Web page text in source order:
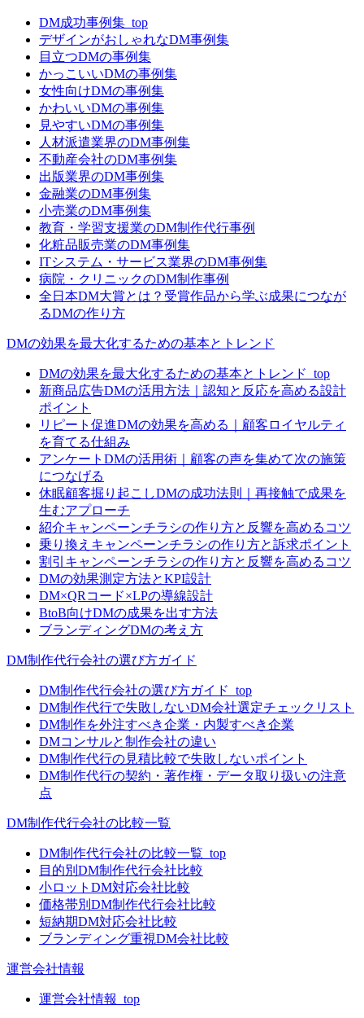
DM成功事例集_top
デザインがおしゃれなDM事例集
目立つDMの事例集
かっこいいDMの事例集
女性向けDMの事例集
かわいいDMの事例集
見やすいDMの事例集
人材派遣業界のDM事例集
不動産会社のDM事例集
出版業界のDM事例集
金融業のDM事例集
小売業のDM事例集
教育・学習支援業のDM制作代行事例
化粧品販売業のDM事例集
ITシステム・サービス業界のDM事例集
病院・クリニックのDM制作事例
全日本DM大賞とは？受賞作品から学ぶ成果につなが
るDMの作り方
DMの効果を最大化するための基本とトレンド
DMの効果を最大化するための基本とトレンド_top
新商品広告DMの活用方法｜認知と反応を高める設計
ポイント
リピート促進DMの効果を高める｜顧客ロイヤルティ
を育てる仕組み
アンケートDMの活用術｜顧客の声を集めて次の施策
につなげる
休眠顧客掘り起こしDMの成功法則｜再接触で成果を
生むアプローチ
紹介キャンペーンチラシの作り方と反響を高めるコツ
乗り換えキャンペーンチラシの作り方と訴求ポイント
割引キャンペーンチラシの作り方と反響を高めるコツ
DMの効果測定方法とKPI設計
DM×QRコード×LPの導線設計
BtoB向けDMの成果を出す方法
ブランディングDMの考え方
DM制作代行会社の選び方ガイド
DM制作代行会社の選び方ガイド_top
DM制作代行で失敗しないDM会社選定チェックリスト
DM制作を外注すべき企業・内製すべき企業
DMコンサルと制作会社の違い
DM制作代行の見積比較で失敗しないポイント
DM制作代行の契約・著作権・データ取り扱いの注意
点
DM制作代行会社の比較一覧
DM制作代行会社の比較一覧_top
目的別DM制作代行会社比較
小ロットDM対応会社比較
価格帯別DM制作代行会社比較
短納期DM対応会社比較
ブランディング重視DM会社比較
運営会社情報
運営会社情報_top